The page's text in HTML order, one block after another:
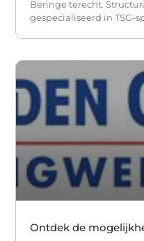
Beringe terecht.
gespecialiseerd in TSG-
Ontdek de